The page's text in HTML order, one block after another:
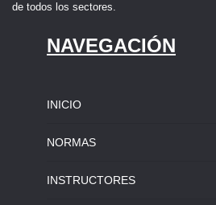
de todos los sectores.
NAVEGACIÓN
INICIO
NORMAS
INSTRUCTORES